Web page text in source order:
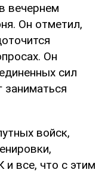
вечернем
Он отметил,
Он
сил
войск,
и все, что с этим